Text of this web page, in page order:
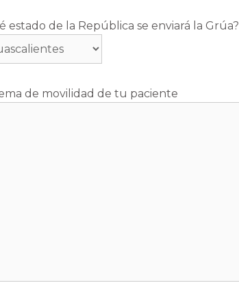
estado de la República se enviará la Grúa?
de movilidad de tu paciente